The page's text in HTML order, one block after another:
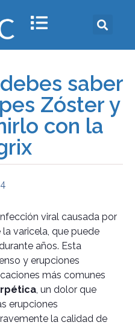
saber
Zóster y
con la
viral causada por
varicela, que puede
años. Esta
y erupciones
más comunes
, un dolor que
erupciones
la calidad de